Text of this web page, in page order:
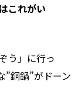
これがい
う」に行っ
銅鍋”がドーン